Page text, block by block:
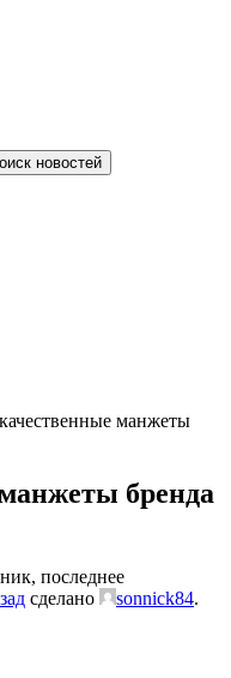
новостей
манжеты
бренда
последнее
сделано sonnick84.